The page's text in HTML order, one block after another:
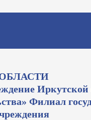
Иркутской
Филиал